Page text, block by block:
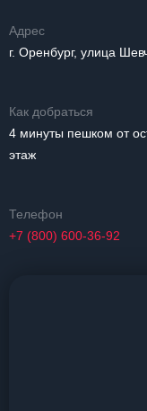
Адрес
г. Оренбург, улица
Как добраться
4 минуты пешком от
этаж
Телефон
+7 (800) 600-36-92